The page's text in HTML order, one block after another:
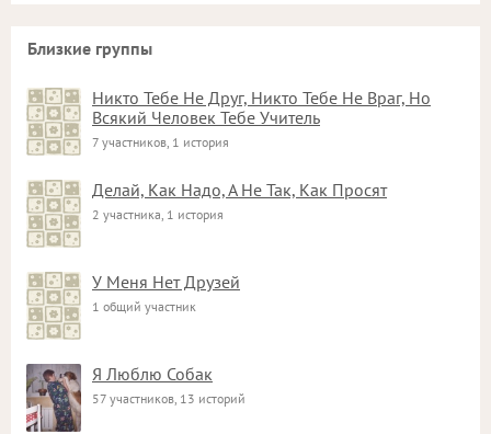
Близкие группы
Никто Тебе Не Друг, Никто Тебе Не Враг, Но
Всякий Человек Тебе Учитель
7 участников, 1 история
Делай, Как Надо, А Не Так, Как Просят
2 участника, 1 история
У Меня Нет Друзей
1 общий участник
Я Люблю Собак
57 участников, 13 историй